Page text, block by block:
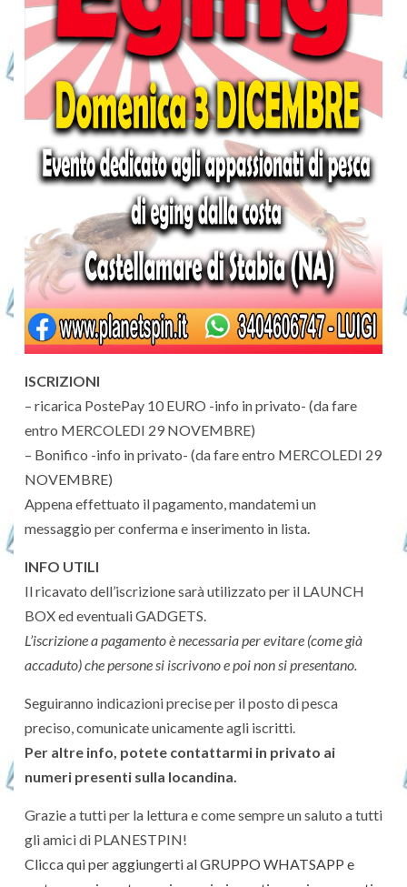
ISCRIZIONI
– ricarica PostePay 10 EURO -info in privato- (da fare
entro MERCOLEDI 29 NOVEMBRE)
– Bonifico -info in privato- (da fare entro MERCOLEDI 29
NOVEMBRE)
Appena effettuato il pagamento, mandatemi un
messaggio per conferma e inserimento in lista.
INFO UTILI
Il ricavato dell’iscrizione sarà utilizzato per il LAUNCH
BOX ed eventuali GADGETS.
L’iscrizione a pagamento è necessaria per evitare (come già
accaduto) che persone si iscrivono e poi non si presentano.
Seguiranno indicazioni precise per il posto di pesca
preciso, comunicate unicamente agli iscritti.
Per altre info, potete contattarmi in privato ai
numeri presenti sulla locandina.
Grazie a tutti per la lettura e come sempre un saluto a tutti
gli amici di PLANESTPIN!
Clicca qui per aggiungerti al GRUPPO WHATSAPP e